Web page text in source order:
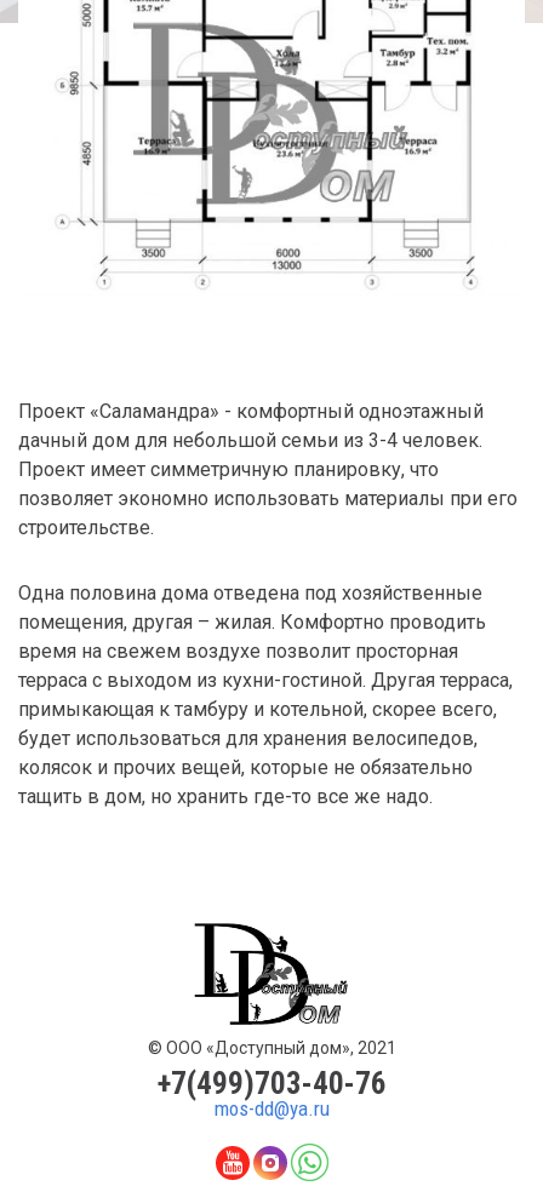
Проект «Саламандра» - комфортный одноэтажный
дачный дом для небольшой семьи из 3-4 человек.
Проект имеет симметричную планировку, что
позволяет экономно использовать материалы при его
строительстве.
Одна половина дома отведена под хозяйственные
помещения, другая – жилая. Комфортно проводить
время на свежем воздухе позволит просторная
терраса с выходом из кухни-гостиной. Другая терраса,
примыкающая к тамбуру и котельной, скорее всего,
будет использоваться для хранения велосипедов,
колясок и прочих вещей, которые не обязательно
тащить в дом, но хранить где-то все же надо.
© ООО «Доступный дом», 2021
+7(499)703-40-76
mos-dd@ya.ru